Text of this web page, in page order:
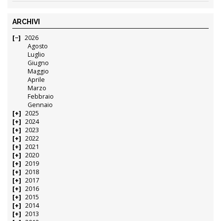
ARCHIVI
2026
Agosto
Luglio
Giugno
Maggio
Aprile
Marzo
Febbraio
Gennaio
2025
2024
2023
2022
2021
2020
2019
2018
2017
2016
2015
2014
2013